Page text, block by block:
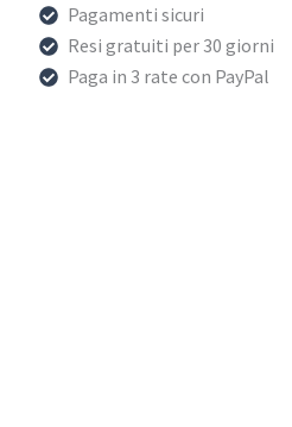
Pagamenti sicuri
Resi gratuiti per 30 giorni
Paga in 3 rate con PayPal